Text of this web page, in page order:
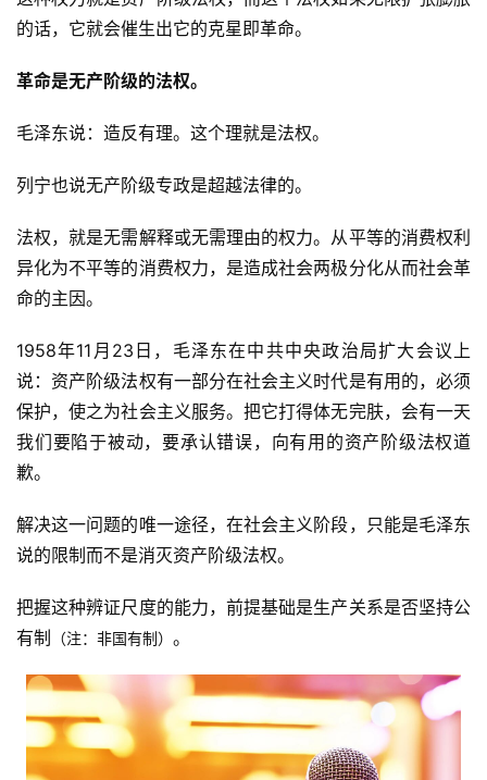
首
的话，它就会催生出它的克星即革命。
革命是无产阶级的法权。
毛泽东说：造反有理。这个理就是法权。
列宁也说无产阶级专政是超越法律的。
法权，就是无需解释或无需理由的权力。从平等的消费权利
异化为不平等的消费权力，是造成社会两极分化从而社会革
命的主因。
1958年11月23日，毛泽东在中共中央政治局扩大会议上
说：资产阶级法权有一部分在社会主义时代是有用的，必须
保护，使之为社会主义服务。把它打得体无完肤，会有一天
我们要陷于被动，要承认错误，向有用的资产阶级法权道
歉。
解决这一问题的唯一途径，在社会主义阶段，只能是毛泽东
说的限制而不是消灭资产阶级法权。
把握这种辨证尺度的能力，前提基础是生产关系是否坚持公
有制
（注：非国有制） 。